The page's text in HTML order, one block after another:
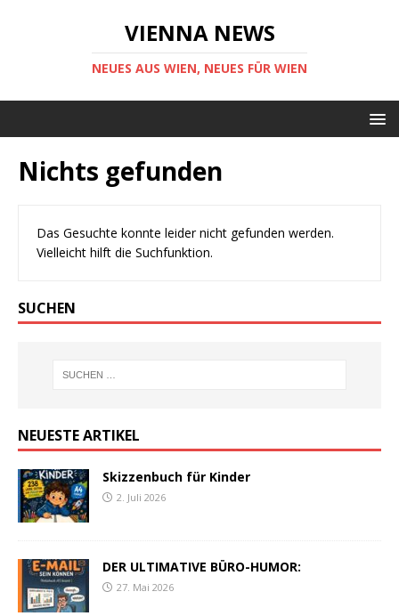
VIENNA NEWS
NEUES AUS WIEN, NEUES FÜR WIEN
Nichts gefunden
Das Gesuchte konnte leider nicht gefunden werden.
Vielleicht hilft die Suchfunktion.
SUCHEN
NEUESTE ARTIKEL
Skizzenbuch für Kinder
2. Juli 2026
DER ULTIMATIVE BÜRO-HUMOR:
27. Mai 2026